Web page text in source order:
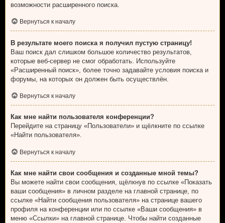
возможности расширенного поиска.
Вернуться к началу
В результате моего поиска я получил пустую страницу!
Ваш поиск дал слишком большое количество результатов,
которые веб-сервер не смог обработать. Используйте
«Расширенный поиск», более точно задавайте условия поиска и
форумы, на которых он должен быть осуществлён.
Вернуться к началу
Как мне найти пользователя конференции?
Перейдите на страницу «Пользователи» и щёлкните по ссылке
«Найти пользователя».
Вернуться к началу
Как мне найти свои сообщения и созданные мной темы?
Вы можете найти свои сообщения, щёлкнув по ссылке «Показать
ваши сообщения» в личном разделе на главной странице, по
ссылке «Найти сообщения пользователя» на странице вашего
профиля на конференции или по ссылке «Ваши сообщения» в
меню «Ссылки» на главной странице. Чтобы найти созданные